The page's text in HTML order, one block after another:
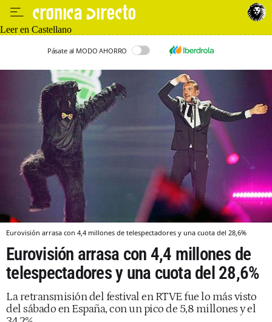
Leer en Castellano
Pásate al MODO AHORRO
Eurovisión arrasa con 4,4 millones de telespectadores y una cuota del 28,6%
Eurovisión arrasa con 4,4 millones de
telespectadores y una cuota del 28,6%
La retransmisión del festival en RTVE fue lo más visto
del sábado en España, con un pico de 5,8 millones y el